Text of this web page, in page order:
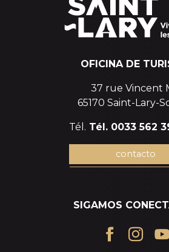
OFICINA DE
37 rue Vincent
65170 Saint-Lary-
Tél. Tél. 0033 562
contacto
SIGAMOS